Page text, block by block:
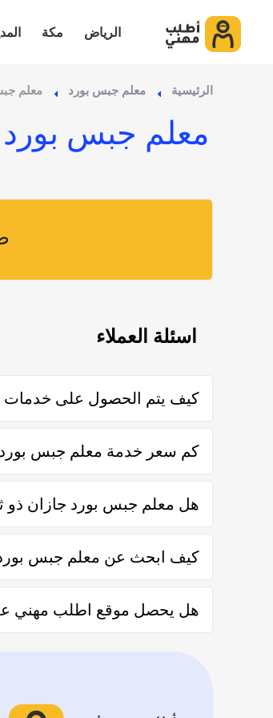
الرياض مكة
الرئيسية معلم جبس بورد معلم
معلم جبس بورد
اسئلة العملاء
كيف يتم الحصول على خدمات
يتم الحصول على خدمات معلم جبس بورد
كم سعر خدمة معلم جبس بورد
تختلف اسعار خدمات معلم جبس بورد
هل معلم جبس بورد جازان
نعم معلم جبس بورد جازان في موقع
كيف ابحث عن معلم جبس
يُمكنك البحث عن معلم جبس بورد جازان
والشركات من خلال العملاء بعد كل زيارة
هل يحصل موقع اطلب مهني